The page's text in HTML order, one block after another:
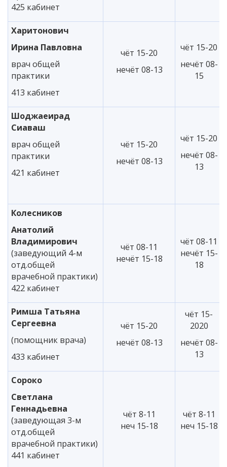
425 кабинет
Харитонович
Ирина Павловна
врач общей
практики
413 кабинет
чёт 15-20
нечёт 08-13
чёт 15-20
нечёт 08-
15
Шоджаеирад
Сиаваш
врач общей
практики
421 кабинет
чёт 15-20
нечёт 08-13
чёт 15-20
нечёт 08-
13
Колесников
Анатолий
Владимирович
(заведующий 4-м
отд.общей
врачебной практики)
422 кабинет
чёт 08-11
нечёт 15-18
чёт 08-11
нечёт 15-
18
Римша Татьяна
Сергеевна
(помощник врача)
433 кабинет
чёт 15-20
нечёт 08-13
чёт 15-
2020
нечёт 08-
13
Сороко
Светлана
Геннадьевна
(заведующая 3-м
отд.общей
врачебной практики)
441 кабинет
чёт 8-11
неч 15-18
чёт 8-11
неч 15-18